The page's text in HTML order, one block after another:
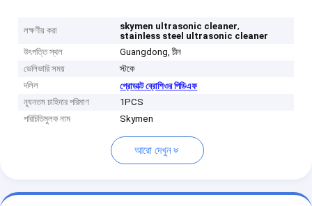
লক্ষণীয় করা skymen ultrasonic cleaner,
stainless steel ultrasonic cleaner
উৎপত্তি স্থল
Guangdong, চীন
ডেলিভারি সময়
স্টকে
দলিল
প্রোডাক্ট ব্রোশিওর পিডিএফ
ন্যূনতম চাহিদার পরিমাণ
1PCS
পরিচিতিমুলক নাম
Skymen
আরো দেখুন